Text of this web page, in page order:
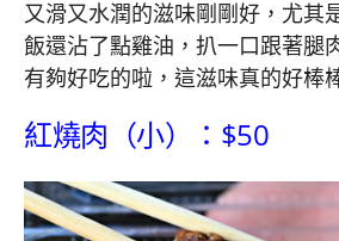
又滑又水潤的滋味剛剛好，尤其
飯還沾了點雞油，扒一口跟著腿
有夠好吃的啦，這滋味真的好棒
紅燒肉（小）：$50